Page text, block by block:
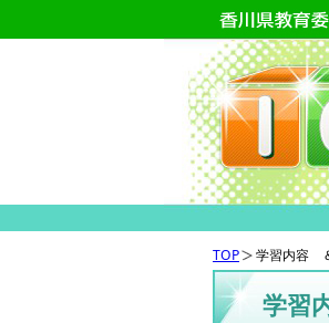
TOP 学習内容
学習